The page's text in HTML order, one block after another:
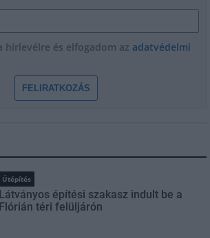
hírlevélre és elfogadom az adatvédelmi
FELIRATKOZÁS
Útépítés
Látványos építési szakasz indult be a
Flórián téri felüljárón